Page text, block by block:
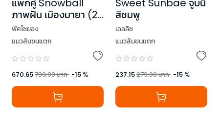
แพ็กคู่ Snowball
ภาพฝัน เมืองมายา (2
เล่มจบ)
พัคโซยอง
แมวส้มขนแตก
670.65789.00บาท -15 %
Sweet Sunbae จูบนี้
สีชมพู
เอลลีซ
แมวส้มขนแตก
237.15279.00บาท -15 %